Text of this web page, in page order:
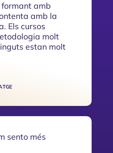
formant amb
amb la
Els cursos
molt
estan molt
sento més